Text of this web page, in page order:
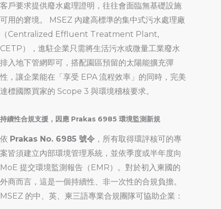
客戶要求提供廢水處理證明，往往會面臨無基礎設施
可用的窘境。 MSEZ 內建高標準的集中式污水處理廠
（Centralized Effluent Treatment Plant,
CETP），進駐企業只需將生活污水或微量工業廢水
排入地下管網即可，搭配園區預留的太陽能擴充彈
性，讓企業能在「享受 EPA 流程效率」的同時，完美
達標國際買家的 Scope 3 與環境稽核要求。
持續性合規支援，因應 Prakas 6985 環境監測新規
依 Prakas No. 6985 號令 ，所有取得環評核可的專
案皆須建立內部環境管理系統，並依季度或半年度向
MoE 提交環境監測報告（EMR）。對於初入柬國的
外商而言，這是一個持續性、非一次性的合規負擔。
MSEZ 的中、英、柬三語專業合規團隊可協助企業：